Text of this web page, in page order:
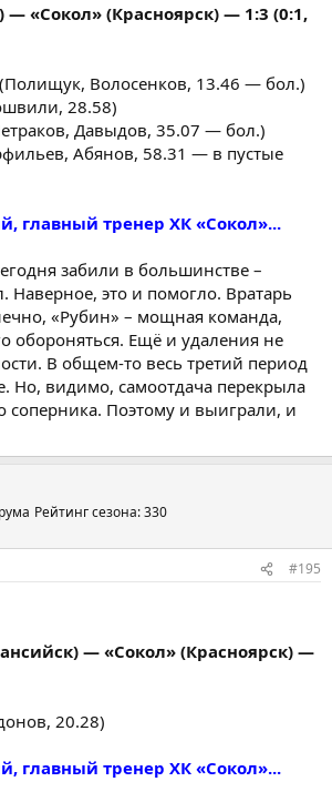
«Сокол» (Красноярск) — 1:3 (0:1,
Волосенков, 13.46 — бол.)
28.58)
Давыдов, 35.07 — бол.)
Абянов, 58.31 — в пустые
главный тренер ХК «Сокол»...
забили в большинстве –
Наверное, это и помогло. Вратарь
«Рубин» – мощная команда,
обороняться. Ещё и удаления не
В общем-то весь третий период
Но, видимо, самоотдача перекрыла
соперника. Поэтому и выиграли, и
Рейтинг сезона: 330
#195
— «Сокол» (Красноярск) —
20.28)
главный тренер ХК «Сокол»...